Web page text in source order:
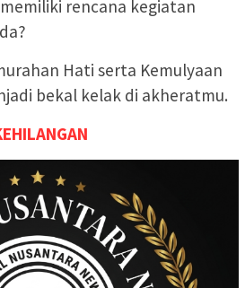
rencana kegiatan
Hati serta Kemulyaan
bekal kelak di akheratmu.